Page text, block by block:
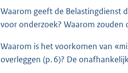
Waarom geeft de Belastingdienst
voor onderzoek? Waarom zouden
Waarom is het voorkomen van «
overleggen (p. 6)? De